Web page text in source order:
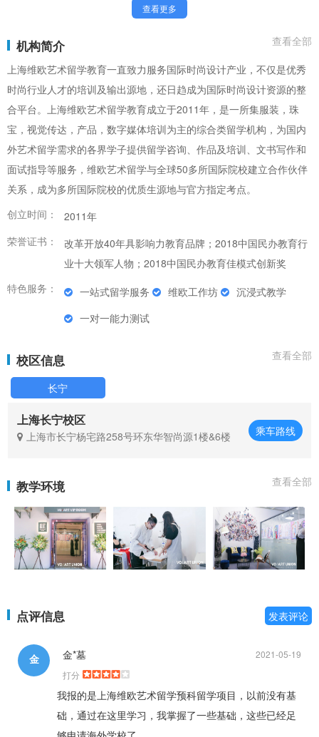
查看更多
机构简介
查看全部
上海维欧艺术留学教育一直致力服务国际时尚设计产业，不仅是优秀
时尚行业人才的培训及输出源地，还日趋成为国际时尚设计资源的整
合平台。上海维欧艺术留学教育成立于2011年，是一所集服装，珠
宝，视觉传达，产品，数字媒体培训为主的综合类留学机构，为国内
外艺术留学需求的各界学子提供留学咨询、作品及培训、文书写作和
面试指导等服务，维欧艺术留学与全球50多所国际院校建立合作伙伴
关系，成为多所国际院校的优质生源地与官方指定考点。
创立时间：
2011年
荣誉证书：
改革开放40年具影响力教育品牌；2018中国民办教育行
业十大领军人物；2018中国民办教育佳模式创新奖
特色服务：
一站式留学服务 维欧工作坊
沉浸式教学
一对一能力测试
校区信息 查看全部
长宁
上海长宁校区
上海市长宁杨宅路258号环东华智尚源1楼&6楼 乘车路线
教学环境 查看全部
点评信息 发表评论
金 2021-05-19
金*墓
打分
我报的是上海维欧艺术留学预科留学项目，以前没有基
础，通过在这里学习，我掌握了一些基础，这些已经足